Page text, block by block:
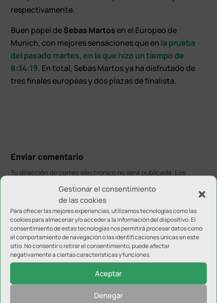
Gestionar el consentimiento
de las cookies
Para ofrecer las mejores experiencias, utilizamos tecnologías como las
cookies para almacenar y/o acceder a la información del dispositivo. El
consentimiento de estas tecnologías nos permitirá procesar datos como
el comportamiento de navegación o las identificaciones únicas en este
sitio. No consentir o retirar el consentimiento, puede afectar
negativamente a ciertas características y funciones.
Aceptar
Denegar
respectivamente.
Buen papel deSebas Martosen el Europeo de
Munich, con mejores sensaciones que en la prueba
del pasado martes, en la que hizo un tiempo de
8:34:19. En total, Sebas Martos ya ha disfrutado de
tres finales europeas y dos plazas de finalista.
Enviar comentario
Tu dirección de correo electrónico no será publicada. Los